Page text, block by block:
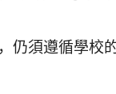
仍須遵循學校